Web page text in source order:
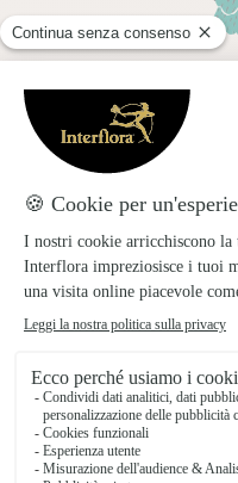
Ci impegniamo a
all'avanguardia che
Fiori freschi e
Non esiste regalo
regalareabbinato a un